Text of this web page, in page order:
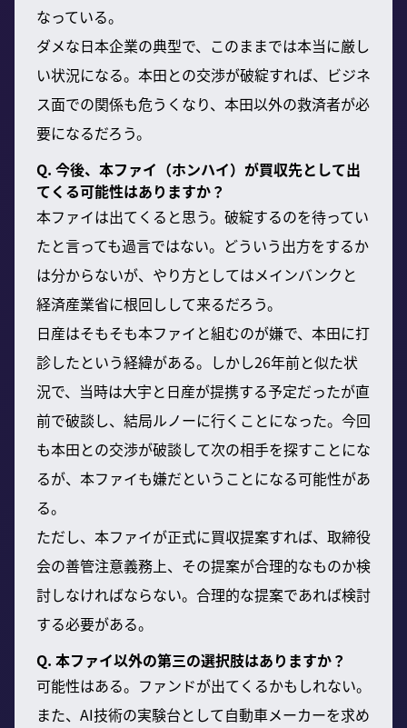
なっている。
ダメな日本企業の典型で、このままでは本当に厳し
い状況になる。本田との交渉が破綻すれば、ビジネ
ス面での関係も危うくなり、本田以外の救済者が必
要になるだろう。
Q. 今後、本ファイ（ホンハイ）が買収先として出
てくる可能性はありますか？
本ファイは出てくると思う。破綻するのを待ってい
たと言っても過言ではない。どういう出方をするか
は分からないが、やり方としてはメインバンクと
経済産業省に根回しして来るだろう。
日産はそもそも本ファイと組むのが嫌で、本田に打
診したという経緯がある。しかし26年前と似た状
況で、当時は大宇と日産が提携する予定だったが直
前で破談し、結局ルノーに行くことになった。今回
も本田との交渉が破談して次の相手を探すことにな
るが、本ファイも嫌だということになる可能性があ
る。
ただし、本ファイが正式に買収提案すれば、取締役
会の善管注意義務上、その提案が合理的なものか検
討しなければならない。合理的な提案であれば検討
する必要がある。
Q. 本ファイ以外の第三の選択肢はありますか？
可能性はある。ファンドが出てくるかもしれない。
また、AI技術の実験台として自動車メーカーを求め